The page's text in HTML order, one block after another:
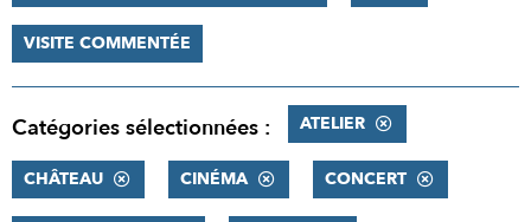
VISITE COMMENTÉE
Catégories sélectionnées : ATELIER
CHÂTEAU CINÉMA CONCERT